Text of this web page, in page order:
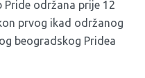
Pride održana prije 12
prvog ikad održanog
beogradskog Pridea